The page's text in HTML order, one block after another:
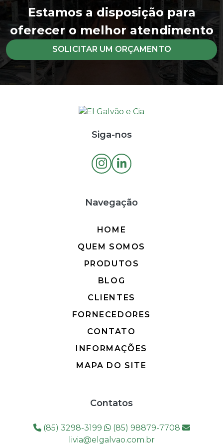
Mangueiras
Motores Elétricos
Estamos a disposição para
oferecer o melhor atendimento
SOLICITAR UM ORÇAMENTO
Siga-nos
Navegação
HOME
QUEM SOMOS
PRODUTOS
BLOG
CLIENTES
FORNECEDORES
CONTATO
INFORMAÇÕES
MAPA DO SITE
Contatos
(85) 3298-3199
(85) 98879-7708
livia@elgalvao.com.br